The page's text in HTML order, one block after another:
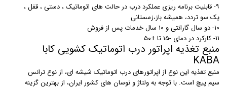
۹- قابلیت برنامه ریزی عملکرد درب در حالت های اتوماتیک ، دستی ، قفل ،
یک سو تردد، همیشه باز،زمستانی
۱۰- دو سال گارانتی و ۱۰ سال خدمات پس از فروش
۱۱- کارکرد در دمای -۱۵ تا +۵۰
منبع تغذیه اپراتور درب اتوماتیک کشویی کابا
KABA
منبع تغذیه این نوع از اپراتورهای درب اتوماتیک شیشه ای، از نوع ترانس
سیم پیچ است. با توجه به ولتاژ و نوسان های کشور ایران، از بهترین گزینه